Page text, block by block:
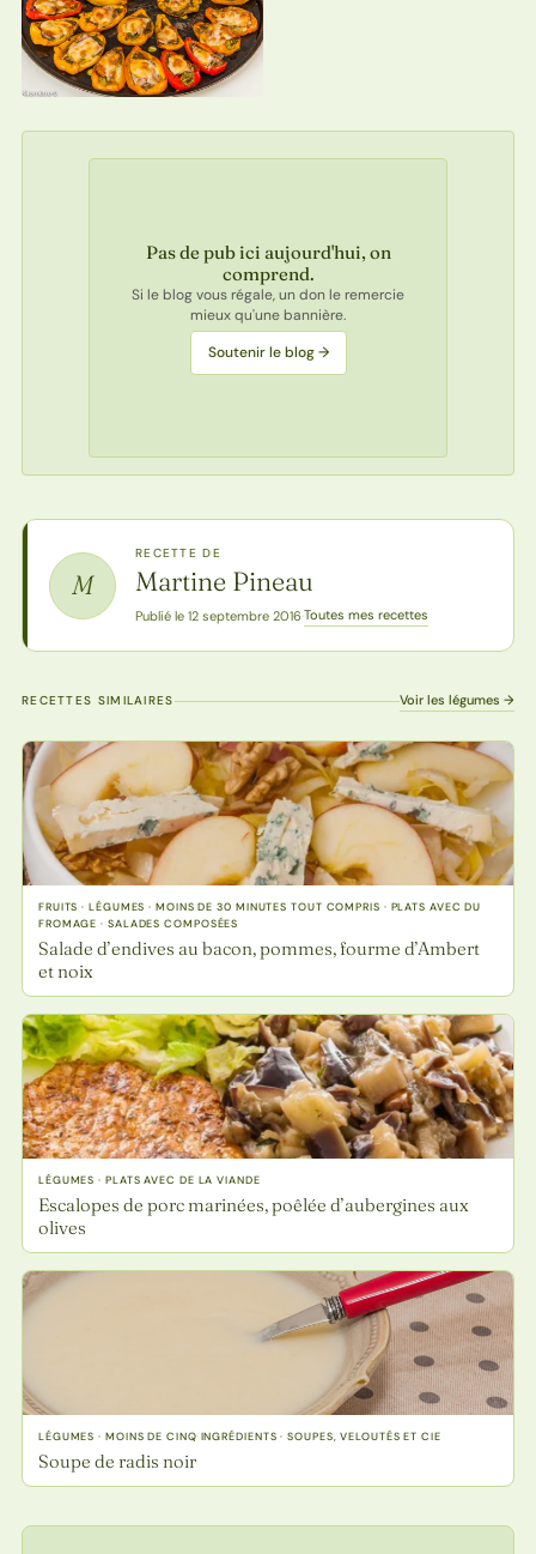
Pas de pub ici aujourd'hui, on
comprend.
Si le blog vous régale, un don le remercie
mieux qu'une bannière.
Soutenir le blog →
M
RECETTE DE
Martine Pineau
Publié le 12 septembre 2016·Toutes mes recettes
RECETTES SIMILAIRES Voir les légumes →
FRUITS · LÉGUMES · MOINS DE 30 MINUTES TOUT COMPRIS · PLATS AVEC DU
FROMAGE · SALADES COMPOSÉES
Salade d’endives au bacon, pommes, fourme d’Ambert
et noix
LÉGUMES · PLATS AVEC DE LA VIANDE
Escalopes de porc marinées, poêlée d’aubergines aux
olives
LÉGUMES · MOINS DE CINQ INGRÉDIENTS · SOUPES, VELOUTÉS ET CIE
Soupe de radis noir